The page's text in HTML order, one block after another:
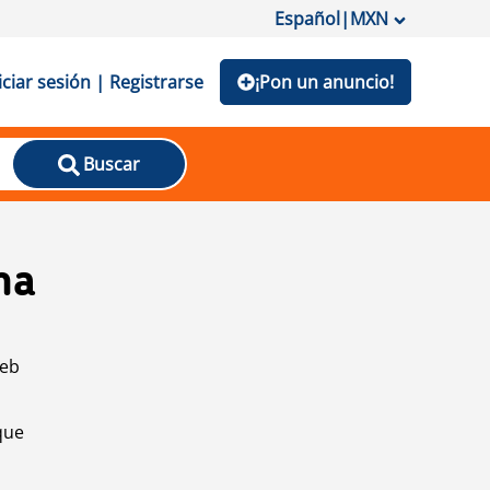
Español|MXN
sesión | Registrarse ¡Pon un anuncio!
Buscar